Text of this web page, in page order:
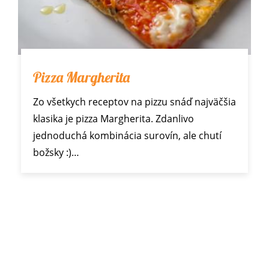
Pizza Margherita
Zo všetkych receptov na pizzu snáď najväčšia
klasika je pizza Margherita. Zdanlivo
jednoduchá kombinácia surovín, ale chutí
božsky :)…